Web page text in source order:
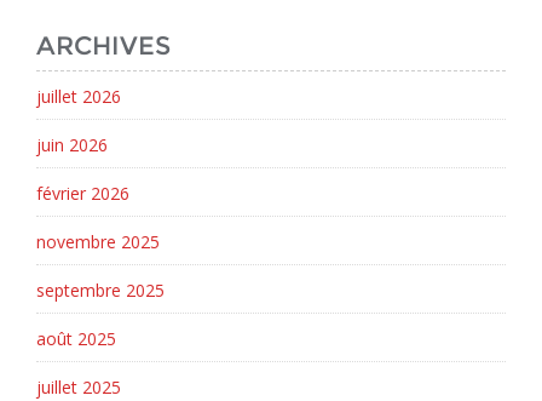
ARCHIVES
juillet 2026
juin 2026
février 2026
novembre 2025
septembre 2025
août 2025
juillet 2025